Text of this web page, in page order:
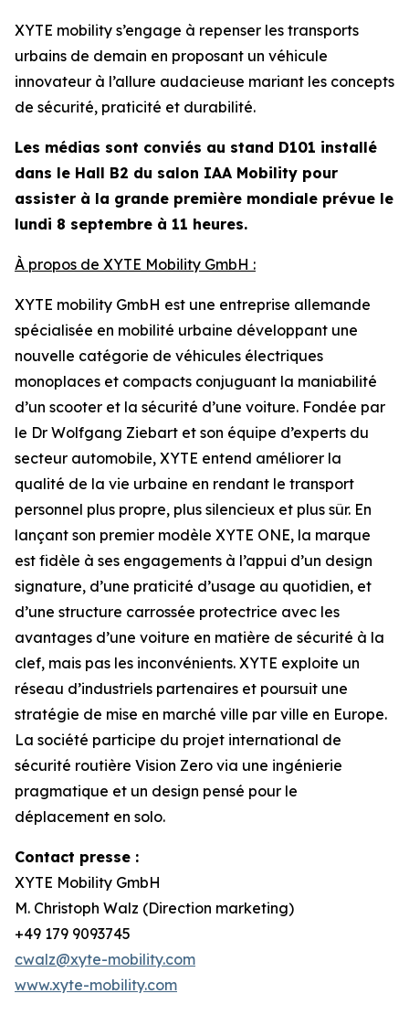
XYTE mobility s’engage à repenser les transports
urbains de demain en proposant un véhicule
innovateur à l’allure audacieuse mariant les concepts
de sécurité, praticité et durabilité.
Les médias sont conviés au stand D101 installé
dans le Hall B2 du salon IAA Mobility pour
assister à la grande première mondiale prévue le
lundi 8 septembre à 11 heures.
À propos de XYTE Mobility GmbH :
XYTE mobility GmbH est une entreprise allemande
spécialisée en mobilité urbaine développant une
nouvelle catégorie de véhicules électriques
monoplaces et compacts conjuguant la maniabilité
d’un scooter et la sécurité d’une voiture. Fondée par
le Dr Wolfgang Ziebart et son équipe d’experts du
secteur automobile, XYTE entend améliorer la
qualité de la vie urbaine en rendant le transport
personnel plus propre, plus silencieux et plus sûr. En
lançant son premier modèle XYTE ONE, la marque
est fidèle à ses engagements à l’appui d’un design
signature, d’une praticité d’usage au quotidien, et
d’une structure carrossée protectrice avec les
avantages d’une voiture en matière de sécurité à la
clef, mais pas les inconvénients. XYTE exploite un
réseau d’industriels partenaires et poursuit une
stratégie de mise en marché ville par ville en Europe.
La société participe du projet international de
sécurité routière Vision Zero via une ingénierie
pragmatique et un design pensé pour le
déplacement en solo.
Contact presse :
XYTE Mobility GmbH
M. Christoph Walz (Direction marketing)
+49 179 9093745
cwalz@xyte-mobility.com
www.xyte-mobility.com